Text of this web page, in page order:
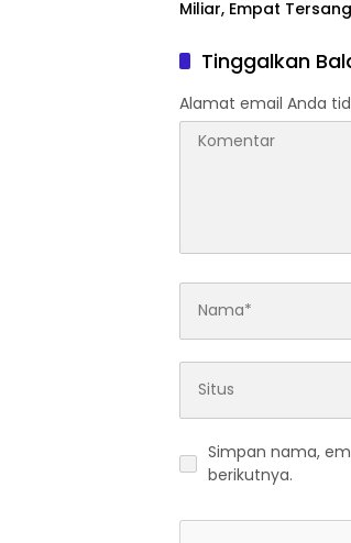
Miliar, Empat
Tinggalkan
Alamat email Anda
Simpan nama,
berikutnya.